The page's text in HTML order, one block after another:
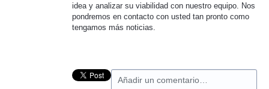
idea y analizar su viabilidad con nuestro equipo. Nos
pondremos en contacto con usted tan pronto como
tengamos más noticias.
Añadir un comentario…